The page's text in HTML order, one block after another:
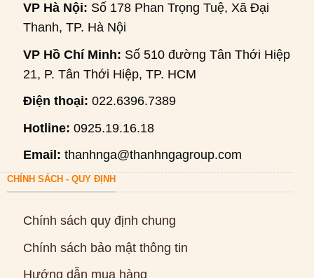
VP Hà Nội: Số 178 Phan Trọng Tuệ, Xã Đại
Thanh, TP. Hà Nội
VP Hồ Chí Minh: Số 510 đường Tân Thới Hiệp
21, P. Tân Thới Hiệp, TP. HCM
Điện thoại: 022.6396.7389
Hotline: 0925.19.16.18
Email: thanhnga@thanhngagroup.com
CHÍNH SÁCH - QUY ĐỊNH
Chính sách quy định chung
Chính sách bảo mật thông tin
Hướng dẫn mua hàng